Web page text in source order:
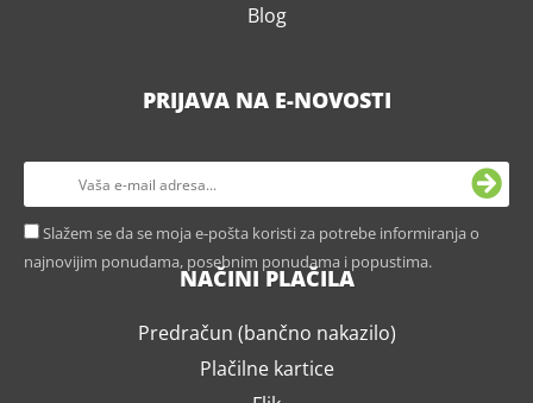
Blog
PRIJAVA NA E-NOVOSTI
Slažem se da se moja e-pošta koristi za potrebe informiranja o
najnovijim ponudama, posebnim ponudama i popustima.
NAČINI PLAČILA
Predračun (bančno nakazilo)
Plačilne kartice